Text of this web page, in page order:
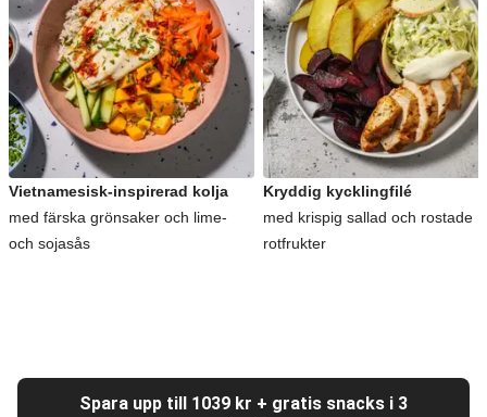
Vietnamesisk-inspirerad kolja
med färska grönsaker och lime-
och sojasås
Kryddig kycklingfilé
med krispig sallad och rostade
rotfrukter
Spara upp till 1039 kr + gratis snacks i 3